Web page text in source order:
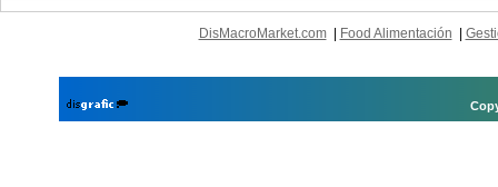
DisMacroMarket.com| Food Alimentación |